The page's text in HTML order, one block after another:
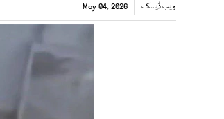
ویب ڈیسک May 04, 2026